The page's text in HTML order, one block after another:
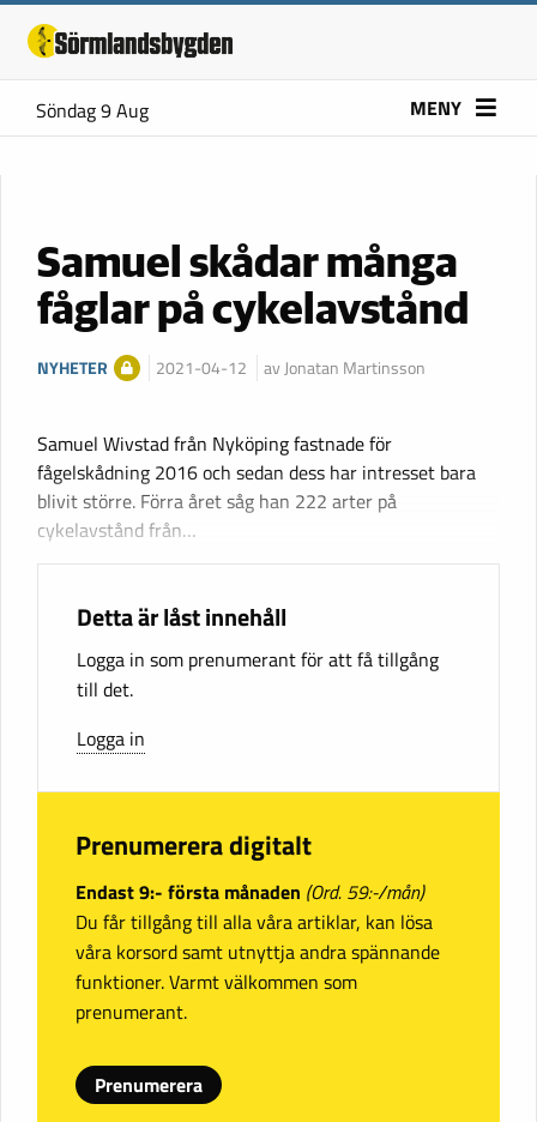
Söndag 9 Aug MENY
Samuel skådar många
fåglar på cykelavstånd
NYHETER 2021-04-12 av Jonatan Martinsson
Samuel Wivstad från Nyköping fastnade för
fågelskådning 2016 och sedan dess har intresset bara
blivit större. Förra året såg han 222 arter på
cykelavstånd från…
Detta är låst innehåll
Logga in som prenumerant för att få tillgång
till det.
Logga in
Prenumerera digitalt
Endast 9:- första månaden (Ord. 59:-/mån)
Du får tillgång till alla våra artiklar, kan lösa
våra korsord samt utnyttja andra spännande
funktioner. Varmt välkommen som
prenumerant.
Prenumerera